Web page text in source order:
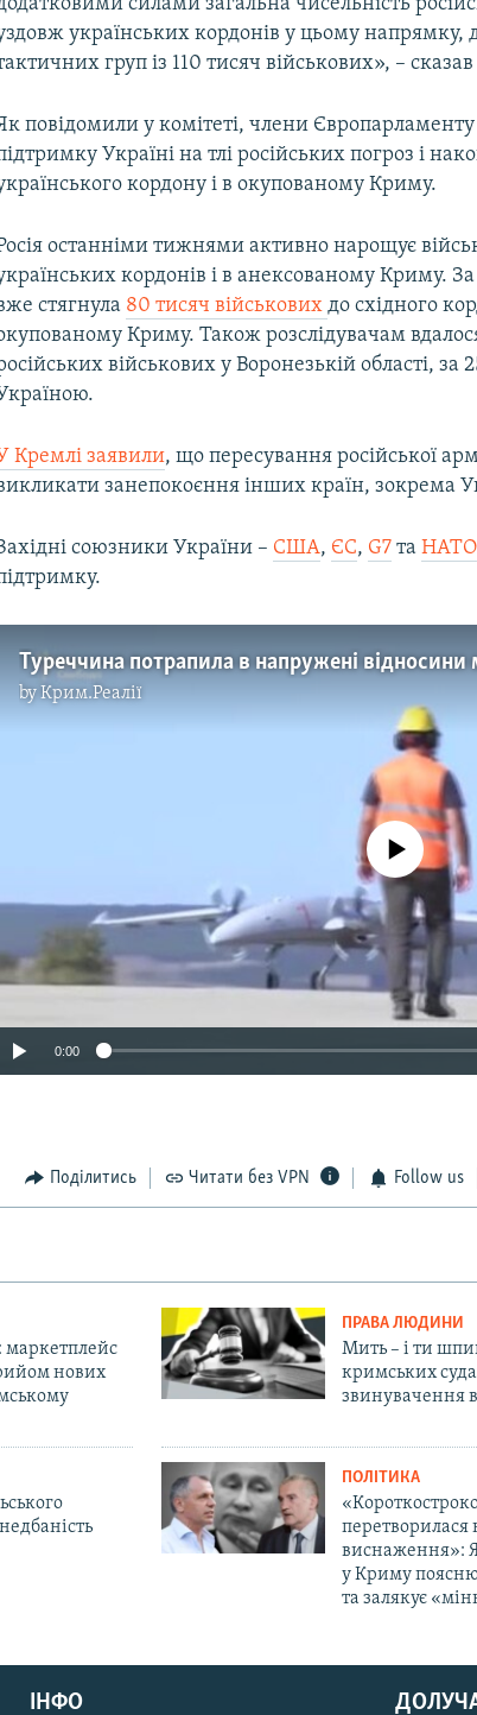
українських кордонів у цьому напрямку,
груп із 110 тисяч військових», –
повідомили у комітеті, члени Європарламенту
Україні на тлі російських погроз і
кордону і в окупованому Криму.
останніми тижнями активно нарощує
кордонів і в анексованому Криму.
стягнула 80 тисяч військовихдо східного
Криму. Також розслідувачам
військових у Воронезькій області, за
Кремлі заявили, що пересування російської
занепокоєння інших країн, зокрема
союзники України – США, ЄС, G7 таНАТО
byКрим.Реалії
720p
No media source
0:00
Поділитись Читати без VPN Follow us
маркетплейс
нових
ПРАВА ЛЮДИНИ
Мить – і ти
кримських
звинувачення
ПОЛІТИКА
перетворилася
виснаження»:
у Криму
та залякує
ІНФО